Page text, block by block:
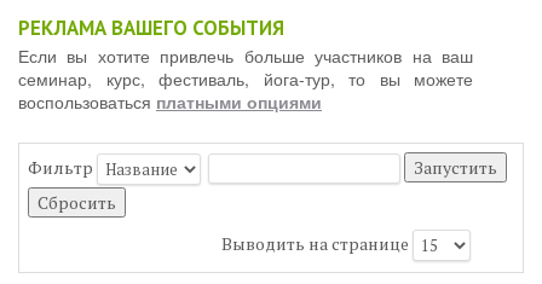
РЕКЛАМА ВАШЕГО СОБЫТИЯ
Если вы хотите привлечь больше участников на ваш
семинар, курс, фестиваль, йога-тур, то вы можете
воспользоваться платными опциями
Фильтр
Запустить
Сбросить
Выводить на странице